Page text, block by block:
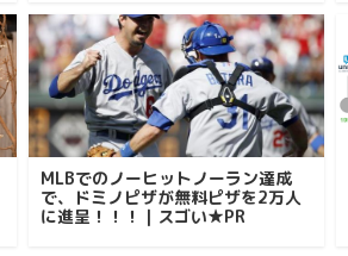
MLBでのノーヒットノーラン達成
で、ドミノピザが無料ピザを2万人
に進呈！！！｜スゴい★PR